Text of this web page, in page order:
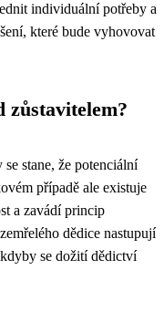
individuální potřeby a
které bude vyhovovat
zůstavitelem?
stane, že potenciální
případě ale existuje
a zavádí princip
dědice nastupují
se dožití dědictví